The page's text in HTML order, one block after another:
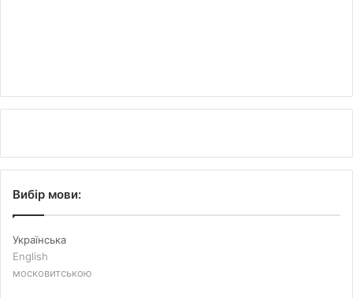
Вибір мови:
Українська
English
московитською